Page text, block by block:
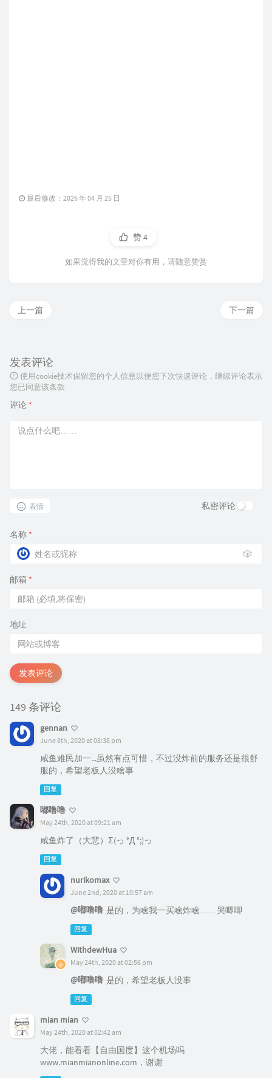
最后修改：2026 年 04 月 25 日
赞4
如果觉得我的文章对你有用，请随意赞赏
下一篇
上一篇
发表评论
使用cookie技术保留您的个人信息以便您下次快速评论，继续评论表示
您已同意该条款
评论 *
表情 私密评论
名称 *
🎲
邮箱 *
地址
发表评论
149 条评论
gennan
June 8th, 2020 at 08:38 pm
咸鱼难民加一...虽然有点可惜，不过没炸前的服务还是很舒
服的，希望老板人没啥事
回复
嘟噜噜
May 24th, 2020 at 09:21 am
咸鱼炸了（大悲）Σ(っ °Д °;)っ
回复
nurikomax
June 2nd, 2020 at 10:57 am
@嘟噜噜 是的，为啥我一买啥炸啥……哭唧唧
回复
WithdewHua
May 24th, 2020 at 02:56 pm
@嘟噜噜 是的，希望老板人没事
回复
mian mian
May 24th, 2020 at 02:42 am
大佬，能看看【自由国度】这个机场吗
www.mianmianonline.com，谢谢